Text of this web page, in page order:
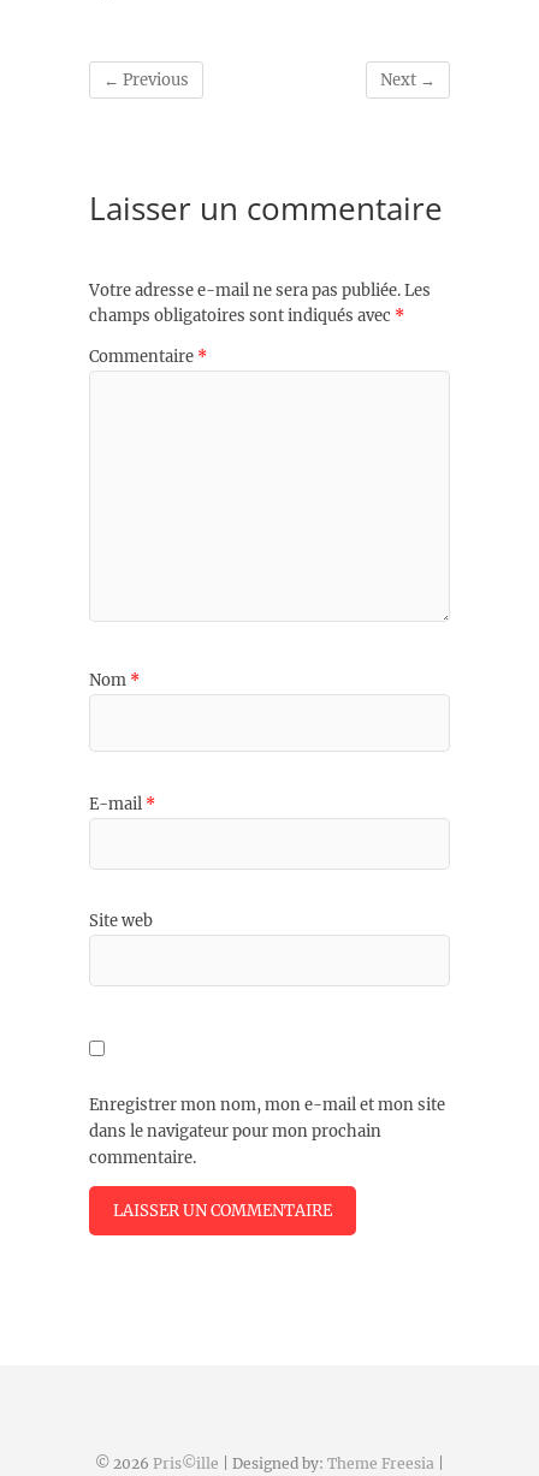
← Previous Next →
Laisser un commentaire
Votre adresse e-mail ne sera pas publiée.Les
champs obligatoires sont indiqués avec *
Commentaire *
Nom *
E-mail *
Site web
Enregistrer mon nom, mon e-mail et mon site
dans le navigateur pour mon prochain
commentaire.
© 2026 Pris©ille | Designed by: Theme Freesia